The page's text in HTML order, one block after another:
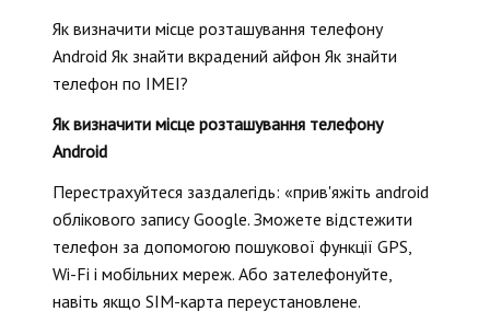
Як визначити місце розташування телефону
Android Як знайти вкрадений айфон Як знайти
телефон по IMEI?
Як визначити місце розташування телефону
Android
Перестрахуйтеся заздалегідь: «прив'яжіть android
облікового запису Google. Зможете відстежити
телефон за допомогою пошукової функції GPS,
Wi-Fi і мобільних мереж. Або зателефонуйте,
навіть якщо SIM-карта переустановлене.